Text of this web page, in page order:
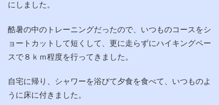
にしました。
酷暑の中のトレーニングだったので、いつものコースをシ
ョートカットして短くして、更に走らずにハイキングペー
スで８ｋｍ程度を行ってきました。
自宅に帰り、シャワーを浴びて夕食を食べて、いつものよ
うに床に付きました。